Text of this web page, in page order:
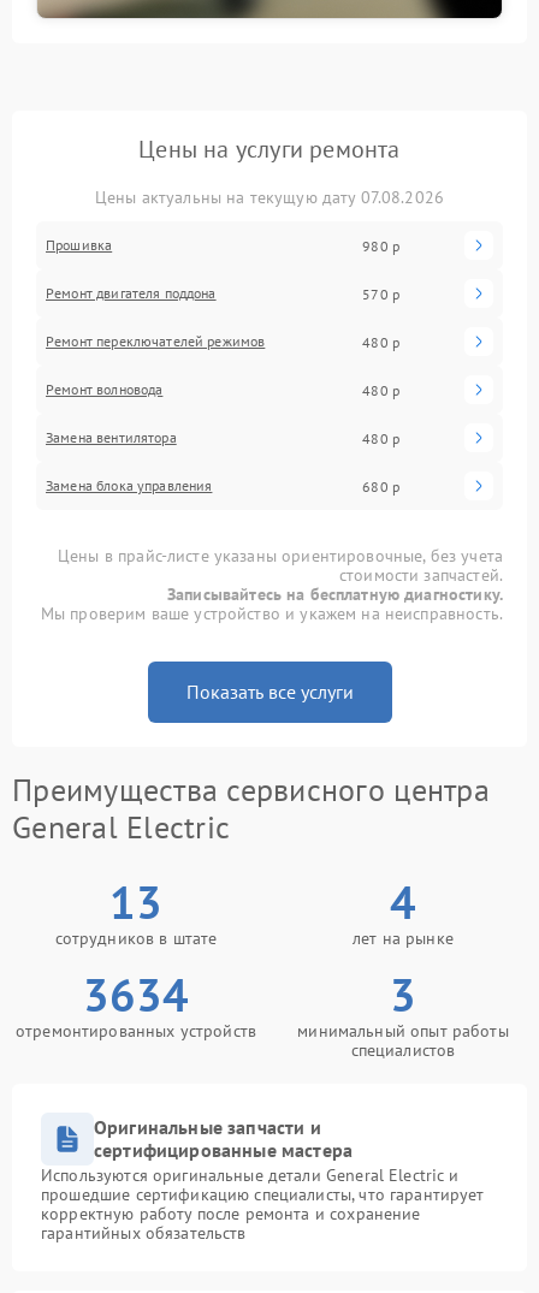
Цены на услуги ремонта
Цены актуальны на текущую дату 07.08.2026
Прошивка 980 р
Ремонт двигателя поддона 570 р
Ремонт переключателей режимов 480 р
Ремонт волновода 480 р
Замена вентилятора 480 р
Замена блока управления 680 р
Цены в прайс-листе указаны ориентировочные, без учета
стоимости запчастей.
Записывайтесь на бесплатную диагностику.
Мы проверим ваше устройство и укажем на неисправность.
Показать все услуги
Преимущества сервисного центра
General Electric
13
сотрудников в штате
4
лет на рынке
3634
отремонтированных устройств
3
минимальный опыт работы
специалистов
Оригинальные запчасти и
сертифицированные мастера
Используются оригинальные детали General Electric и
прошедшие сертификацию специалисты, что гарантирует
корректную работу после ремонта и сохранение
гарантийных обязательств